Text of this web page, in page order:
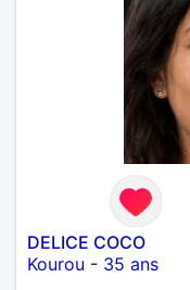
DELICE COCO
Kourou - 35 ans